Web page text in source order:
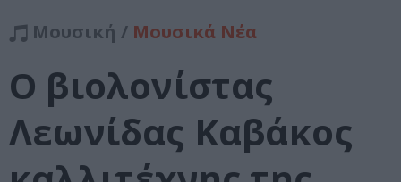
Μουσική / Μουσικά Νέα
Ο βιολονίστας
Λεωνίδας Καβάκος